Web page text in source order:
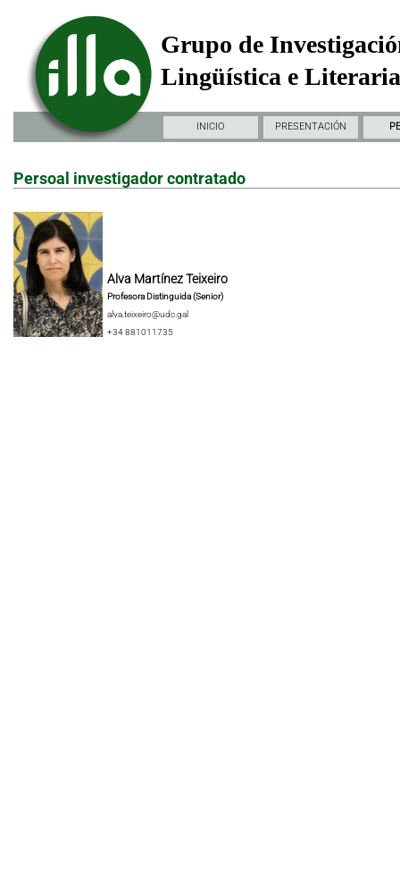
Grupo de
Lingüística e
INICIO PRESENTACIÓN
Persoal investigador contratado
Alva Martínez Teixeiro
Profesora Distinguida (Senior)
alva.teixeiro@udc.gal
+34 881011735